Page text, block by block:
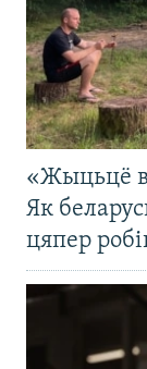
«Жыцьцё
Як
цяпер